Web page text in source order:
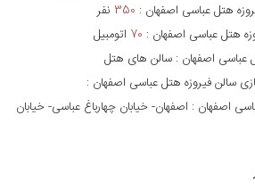
هتل عباسی اصفهان :
350 نفر
هتل عباسی اصفهان :
70 اتومبیل
عباسی اصفهان : سالن های هتل
سالن فیروزه هتل عباسی اصفهان :
اصفهان : اصفهان- خیابان چهارباغ عباسی- خیابان